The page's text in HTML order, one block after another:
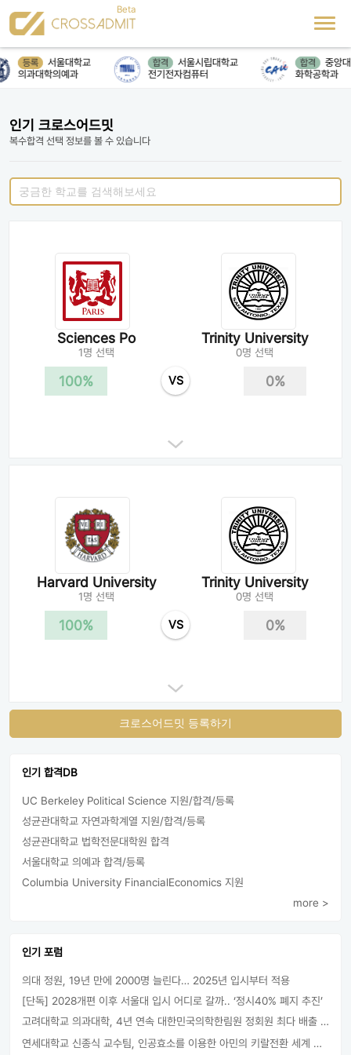
등록
서울대학교
의과대학의예과
합격
서울시립대학교
전기전자컴퓨터
합격
중앙대
화학공학과
인기 크로스어드밋
복수합격 선택 정보를 볼 수 있습니다
Sciences Po
1명 선택
Trinity University
0명 선택
100% VS 0%
Harvard University
1명 선택
Trinity University
0명 선택
100% VS 0%
크로스어드밋 등록하기
인기 합격DB
UC Berkeley Political Science 지원/합격/등록
성균관대학교 자연과학계열 지원/합격/등록
성균관대학교 법학전문대학원 합격
서울대학교 의예과 합격/등록
Columbia University FinancialEconomics 지원
more >
인기 포럼
의대 정원, 19년 만에 2000명 늘린다… 2025년 입시부터 적용
[단독] 2028개편 이후 서울대 입시 어디로 갈까.. ‘정시40% 폐지 추진’
고려대학교 의과대학, 4년 연속 대한민국의학한림원 정회원 최다 배출 外
연세대학교 신종식 교수팀, 인공효소를 이용한 아민의 키랄전환 세계 최초로 성공